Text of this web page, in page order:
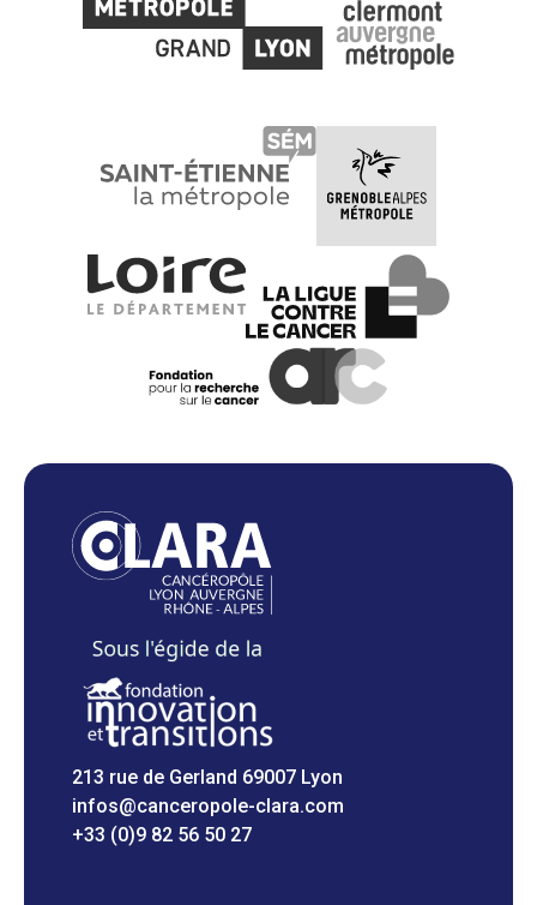
213 rue de Gerland 69007 Lyon
infos@canceropole-clara.com
+33 (0)9 82 56 50 27